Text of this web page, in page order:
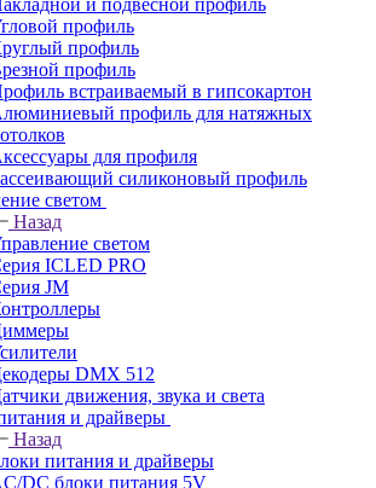
и подвесной профиль
профиль
профиль
профиль
встраиваемый в гипсокартон
профиль для натяжных
для профиля
силиконовый профиль
светом
Назад
светом
ICLED PRO
JM
DMX 512
движения, звука и света
и драйверы
Назад
питания и драйверы
DC блоки питания 5V